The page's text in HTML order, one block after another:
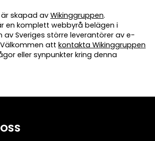
skapad av Wikinggruppen.
en komplett webbyrå belägen i
av Sveriges större leverantörer av e-
att kontakta Wikinggruppen
eller synpunkter kring denna